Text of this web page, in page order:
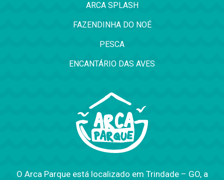
O Arca Parque está localizado em Trindade – GO, a
ARCA SPLASH
FAZENDINHA DO NOÉ
PESCA
ENCANTÁRIO DAS AVES